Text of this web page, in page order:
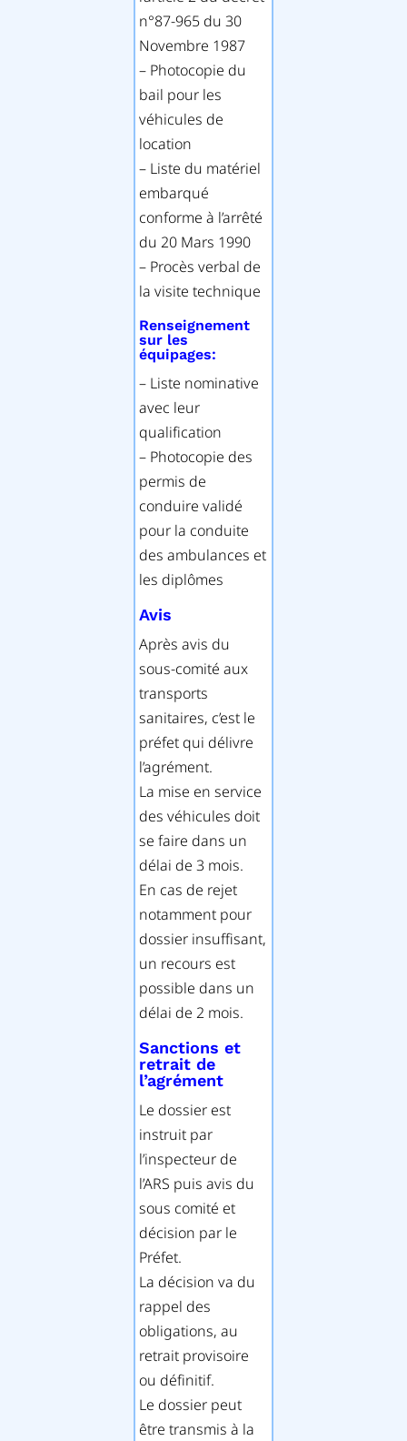
n°87-965 du 30
Novembre 1987
– Photocopie du
bail pour les
véhicules de
location
– Liste du matériel
embarqué
conforme à l’arrêté
du 20 Mars 1990
– Procès verbal de
la visite technique
Renseignement
sur les
équipages:
– Liste nominative
avec leur
qualification
– Photocopie des
permis de
conduire validé
pour la conduite
des ambulances et
les diplômes
Avis
Après avis du
sous-comité aux
transports
sanitaires, c’est le
préfet qui délivre
l’agrément.
La mise en service
des véhicules doit
se faire dans un
délai de 3 mois.
En cas de rejet
notamment pour
dossier insuffisant,
un recours est
possible dans un
délai de 2 mois.
Sanctions et
retrait de
l’agrément
Le dossier est
instruit par
l’inspecteur de
l’ARS puis avis du
sous comité et
décision par le
Préfet.
La décision va du
rappel des
obligations, au
retrait provisoire
ou définitif.
Le dossier peut
être transmis à la